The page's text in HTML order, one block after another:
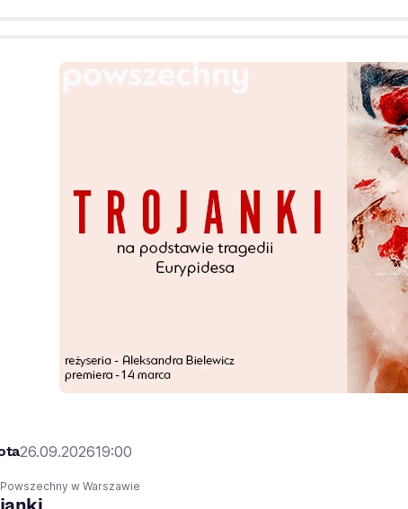
26.09.202619:00
w Warszawie